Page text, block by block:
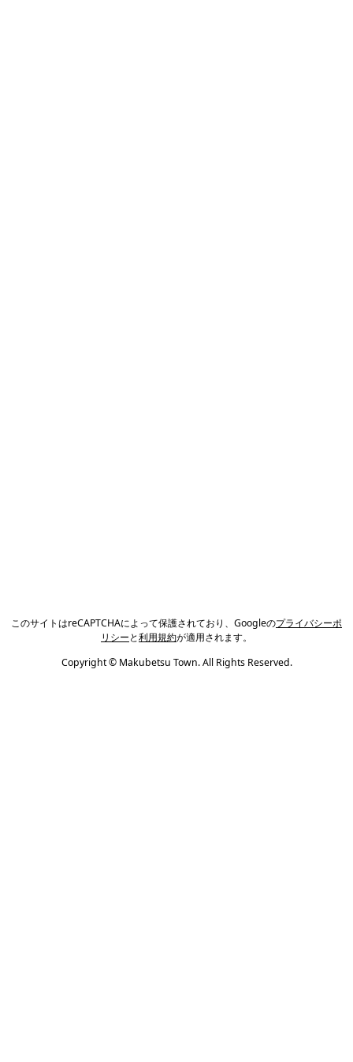
このサイトはreCAPTCHAによって保護されており、Googleのプライバシーポ
リシーと利用規約が適用されます。
Copyright © Makubetsu Town. All Rights Reserved.